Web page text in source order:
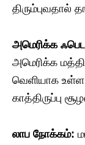
திரும்புவதால்
அமெரிக்க
அமெரிக்க
வெளியாக உள்ள
காத்திருப்பு
லாப நோக்கம்: